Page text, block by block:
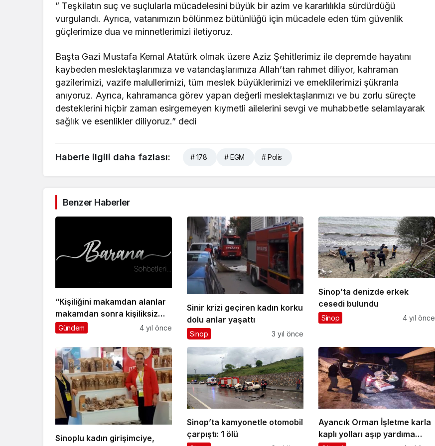
” Teşkilatın suç ve suçlularla mücadelesini büyük bir azim ve kararlılıkla sürdürdüğü
vurgulandı. Ayrıca, vatanımızın bölünmez bütünlüğü için mücadele eden tüm güvenlik
güçlerimize dua ve minnetlerimizi iletiyoruz.
Başta Gazi Mustafa Kemal Atatürk olmak üzere Aziz Şehitlerimiz ile depremde hayatını
kaybeden meslektaşlarımıza ve vatandaşlarımıza Allah’tan rahmet diliyor, kahraman
gazilerimizi, vazife malullerimizi, tüm meslek büyüklerimizi ve emeklilerimizi şükranla
anıyoruz. Ayrıca, kahramanca görev yapan değerli meslektaşlarımızı ve bu zorlu süreçte
desteklerini hiçbir zaman esirgemeyen kıymetli ailelerini sevgi ve muhabbetle selamlayarak
sağlık ve esenlikler diliyoruz.” dedi
Haberle ilgili daha fazlası: # 178 # EGM # Polis
Benzer Haberler
“Kişiliğini makamdan alanlar
makamdan sonra kişiliksiz
kalırlar.”
Gündem 4 yıl önce
Sinir krizi geçiren kadın korku
dolu anlar yaşattı
Sinop 3 yıl önce
Sinop’ta denizde erkek
cesedi bulundu
Sinop 4 yıl önce
Sinoplu kadın girişimciye,
Sinop’ta kamyonetle otomobil
çarpıştı: 1 ölü
Ayancık Orman İşletme karla
kaplı yolları aşıp yardıma